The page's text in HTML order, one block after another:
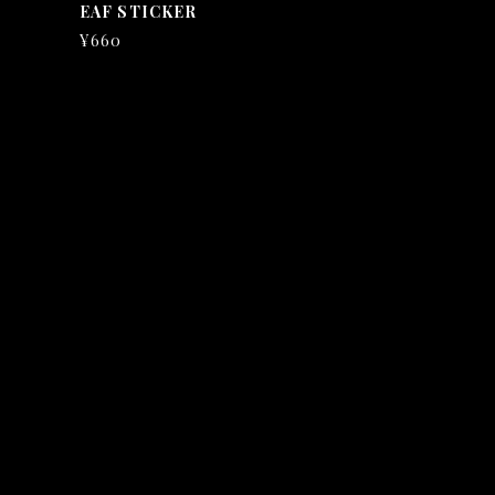
EAF STICKER
¥660